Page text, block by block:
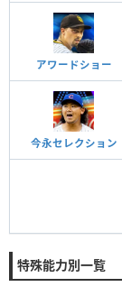
アワードショー
今永セレクション
特殊能力別一覧